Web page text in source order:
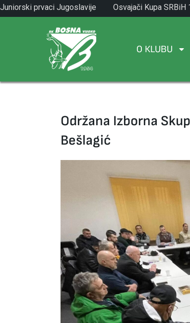
Skip
to
Juniorski prvaci Jugoslavije
1971.
Osvajači Kupa SRBiH
1982.
O KLUBU
Održana Izborna
Bešlagić